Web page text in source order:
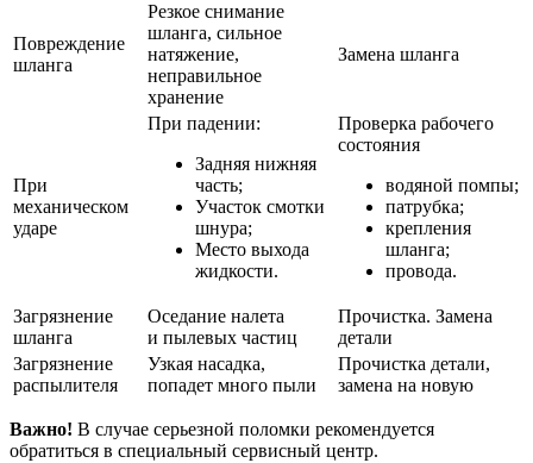
Повреждение
шланга
Резкое снимание
шланга, сильное
натяжение,
неправильное
хранение
Замена шланга
При
механическом
ударе
При падении:
Задняя нижняя
часть;
Участок смотки
шнура;
Место выхода
жидкости.
Проверка рабочего
состояния
водяной помпы;
патрубка;
крепления
шланга;
провода.
Загрязнение
шланга
Оседание налета
и пылевых частиц
Прочистка. Замена
детали
Загрязнение
распылителя
Узкая насадка,
попадет много пыли
Прочистка детали,
замена на новую
Важно! В случае серьезной поломки рекомендуется
обратиться в специальный сервисный центр.